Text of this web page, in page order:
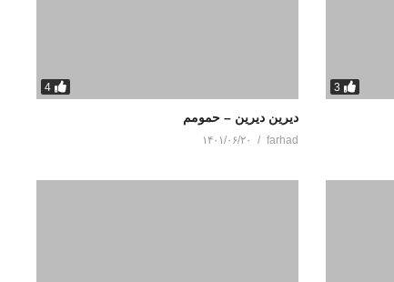
3
4
دیرین دیرین – حمومم
farhad ۱۴۰۱/۰۶/۲۰